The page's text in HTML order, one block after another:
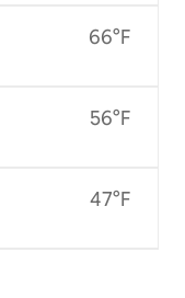
66°F
56°F
47°F